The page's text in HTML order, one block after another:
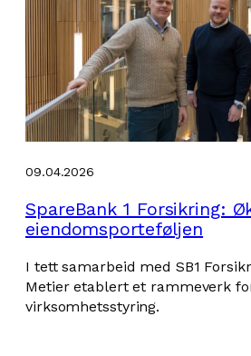
09.04.2026
SpareBank 1 Forsikring:
eiendomsporteføljen
I tett samarbeid med SB1
Metier etablert et rammeverk
virksomhetsstyring.